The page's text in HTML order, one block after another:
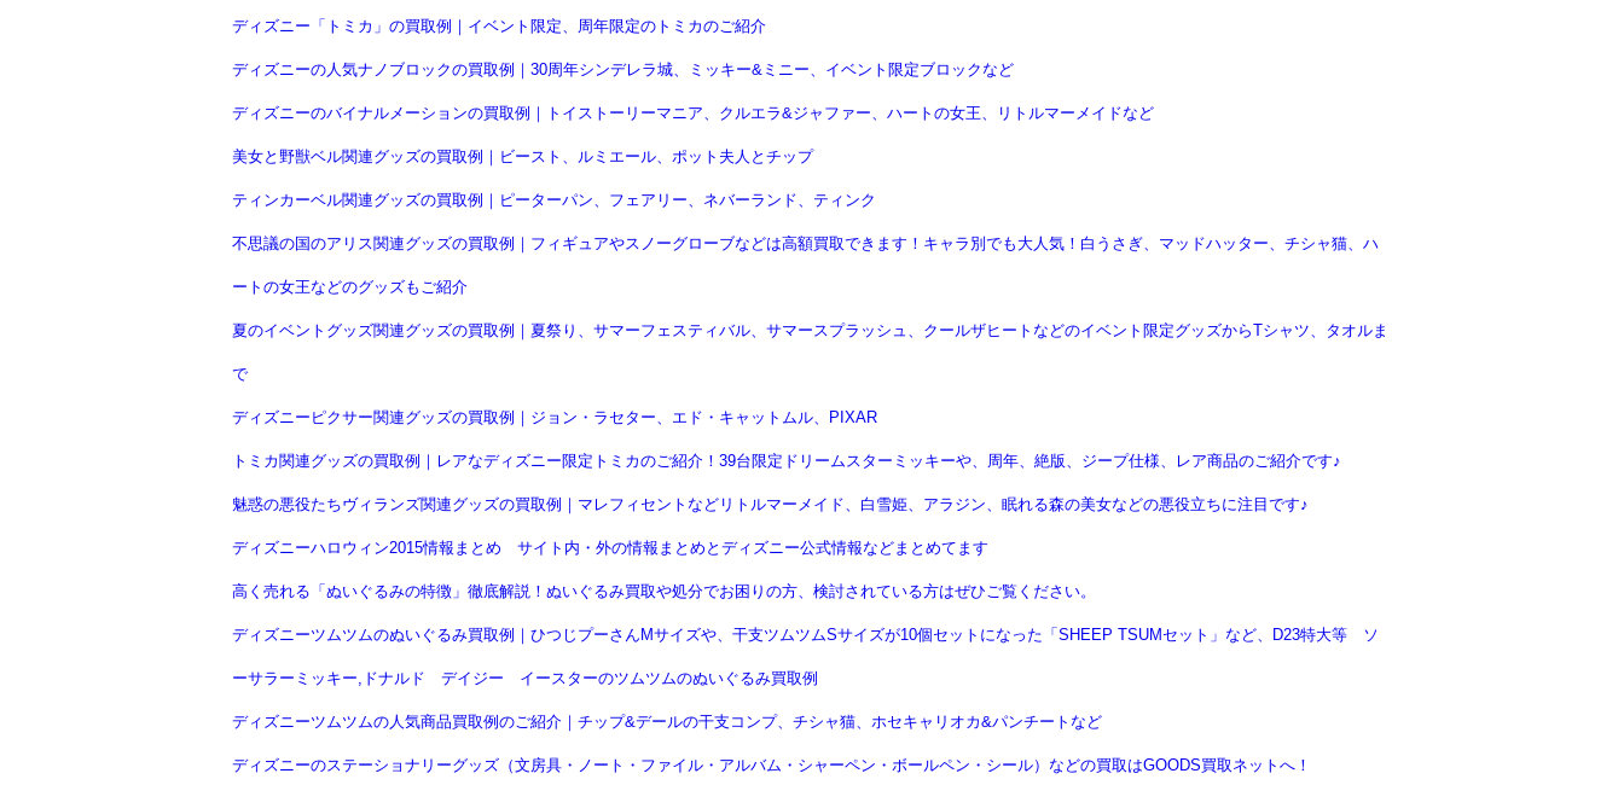
ディズニー「トミカ」の買取例｜イベント限定、周年限定のトミカのご紹介
ディズニーの人気ナノブロックの買取例｜30周年シンデレラ城、ミッキー&ミニー、イベント限定ブロックなど
ディズニーのバイナルメーションの買取例｜トイストーリーマニア、クルエラ&ジャファー、ハートの女王、リトルマーメイドなど
美女と野獣ベル関連グッズの買取例｜ビースト、ルミエール、ポット夫人とチップ
ティンカーベル関連グッズの買取例｜ピーターパン、フェアリー、ネバーランド、ティンク
不思議の国のアリス関連グッズの買取例｜フィギュアやスノーグローブなどは高額買取できます！キャラ別でも大人気！白うさぎ、マッドハッター、チシャ猫、ハ
ートの女王などのグッズもご紹介
夏のイベントグッズ関連グッズの買取例｜夏祭り、サマーフェスティバル、サマースプラッシュ、クールザヒートなどのイベント限定グッズからTシャツ、タオルま
で
ディズニーピクサー関連グッズの買取例｜ジョン・ラセター、エド・キャットムル、PIXAR
トミカ関連グッズの買取例｜レアなディズニー限定トミカのご紹介！39台限定ドリームスターミッキーや、周年、絶版、ジープ仕様、レア商品のご紹介です♪
魅惑の悪役たちヴィランズ関連グッズの買取例｜マレフィセントなどリトルマーメイド、白雪姫、アラジン、眠れる森の美女などの悪役立ちに注目です♪
ディズニーハロウィン2015情報まとめ サイト内・外の情報まとめとディズニー公式情報などまとめてます
高く売れる「ぬいぐるみの特徴」徹底解説！ぬいぐるみ買取や処分でお困りの方、検討されている方はぜひご覧ください。
ディズニーツムツムのぬいぐるみ買取例｜ひつじプーさんMサイズや、干支ツムツムSサイズが10個セットになった「SHEEP TSUMセット」など、D23特大等 ソ
ーサラーミッキー,ドナルド デイジー イースターのツムツムのぬいぐるみ買取例
ディズニーツムツムの人気商品買取例のご紹介｜チップ&デールの干支コンプ、チシャ猫、ホセキャリオカ&パンチートなど
ディズニーのステーショナリーグッズ（文房具・ノート・ファイル・アルバム・シャーペン・ボールペン・シール）などの買取はGOODS買取ネットへ！